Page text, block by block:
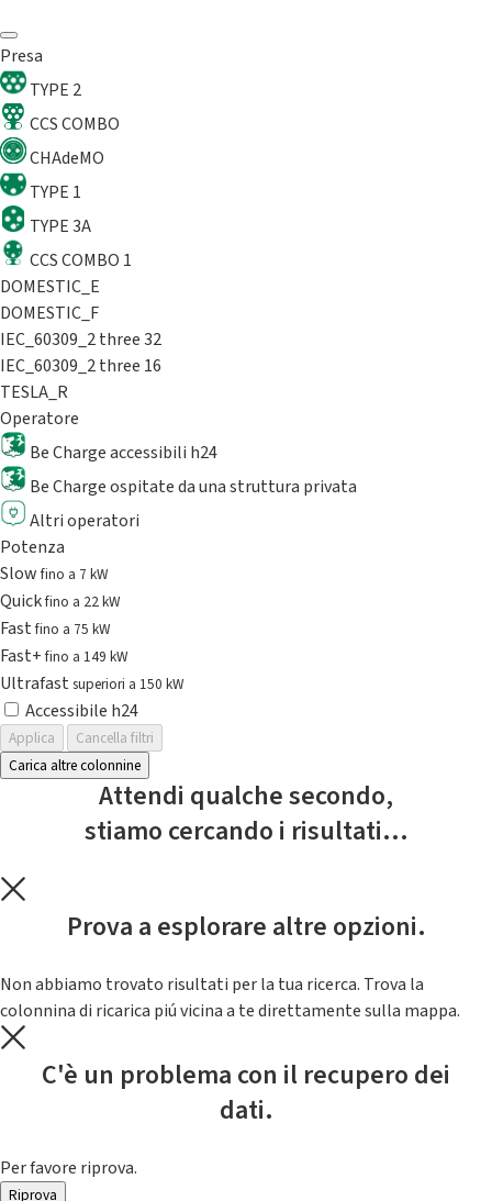
Presa
TYPE 2
CCS COMBO
CHAdeMO
TYPE 1
TYPE 3A
CCS COMBO 1
DOMESTIC_E
DOMESTIC_F
IEC_60309_2 three 32
IEC_60309_2 three 16
TESLA_R
Operatore
Be Charge accessibili h24
Be Charge ospitate da una struttura privata
Altri operatori
Potenza
Slowfino a 7 kW
Quickfino a 22 kW
Fastfino a 75 kW
Fast+fino a 149 kW
Ultrafast superiori a 150 kW
Accessibile h24
Applica
Cancella filtri
Carica altre colonnine
Attendi qualche secondo,
stiamo cercando i risultati...
Prova a esplorare altre opzioni.
Non abbiamo trovato risultati per la tua ricerca. Trova la
colonnina di ricarica piú vicina a te direttamente sulla mappa.
C'è un problema con il recupero dei
dati.
Per favore riprova.
Riprova